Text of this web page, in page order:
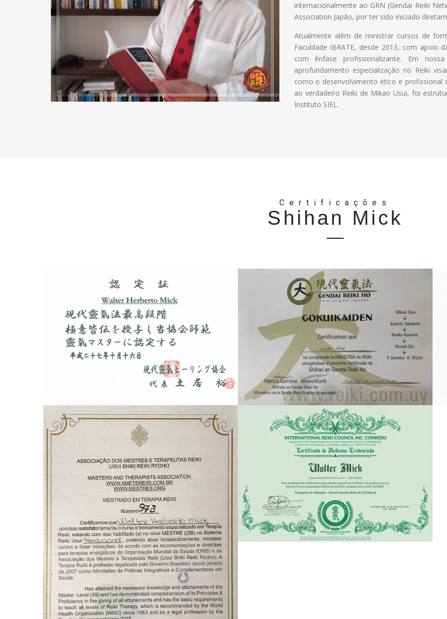
internacionalmente ao GRN (Gendai Reiki
Association Japão, por ter sido iniciado
Atualmente além de ministrar cursos de
Faculdade IBRATE, desde 2013, com apoio
com ênfase profissionalizante. Em
aprofundamento especialização no Reiki
como o desenvolvimento ético e
ao verdadeiro Reiki de Mikao Usui, foi
Instituto SIEL.
Certificações
Shihan Mick
Certificado
Sensei Walter Mick
Certificado Gokui Kaiden - 2011
Shihan Walter Mick